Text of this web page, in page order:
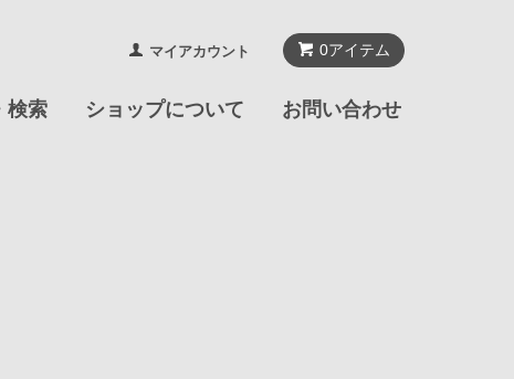
0アイテム
マイアカウント
検索 ショップについて お問い合わせ